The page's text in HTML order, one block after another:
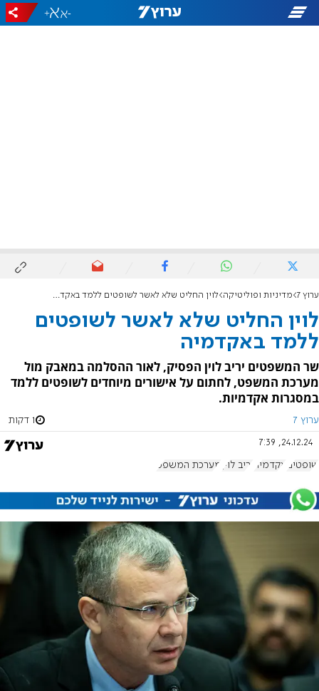
-
+
ערוץ 7 מדיניות ופוליטיקה לוין החליט שלא לאשר לשופטים ללמד באקדמיה
לוין החליט שלא לאשר לשופטים
ללמד באקדמיה
שר המשפטים יריב לוין הפסיק, לאור ההסלמה במאבק מול
מערכת המשפט, לחתום על אישורים מיוחדים לשופטים ללמד
במסגרות אקדמיות.
ערוץ 7 1 דקות
24.12.24, 7:39
שופטים אקדמיה יריב לוין מערכת המשפט